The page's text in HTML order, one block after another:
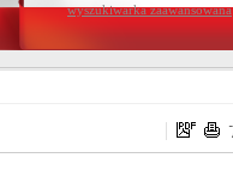
wyszukiwarka zaawansowana